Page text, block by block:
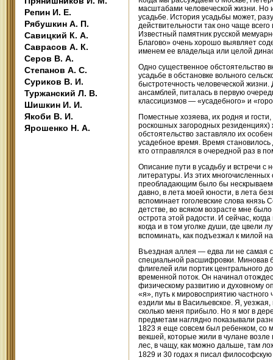
Репин И. Е.
Рябушкин А. П.
Савицкий К. А.
Саврасов А. К.
Серов В. А.
Степанов А. С.
Суриков В. И.
Туржанский Л. В.
Шишкин И. И.
Якоби В. И.
Ярошенко Н. А.
масштабами человеческой жизни. Но
усадьбе. История усадьбы может,
действительности так оно чаще
Известный памятник русской
Благово» очень хорошо выявляет
именем ее владельца или целой
Одно существенное обстоятельство
усадьбе в обстановке вольного
быстротечность человеческой
ансамблей, питалась в первую
классицизмов — «усадебного» и
Поместные хозяева, их родня и
роскошных загородных
обстоятельство заставляло их
усадебное время. Время
кто отправлялся в очередной раз в
Описание пути в усадьбу и встречи
литературы. Из этих
преобладающим было бы
давно, в лета моей юности, в лета
вспоминает гоголевские слова князь
детстве, во всяком возрасте мне
острота этой радости. И сейчас,
когда и в том уголке души, где цвели
вспоминать, как подъезжал к милой
Въездная аллея — едва ли не самая
специальной расшифровки. Миновав
флигелей или портик центрального
временной поток. Он начинал
физическому развитию и духовному
«я», путь к мировосприятию
ездили мы в Васильевское. Я, уезжая,
сколько меня прибыло. Но я мог в
предметам наглядно показывали
1823 я еще совсем был ребенком, со
векшей, которые жили в чулане
лес, в чащу, как можно дальше, там
1829 и 30 годах я писал